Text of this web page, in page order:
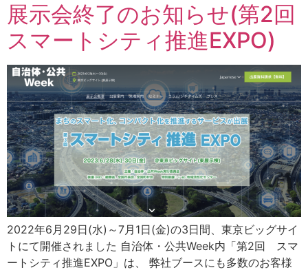
展示会終了のお知らせ(第2回
スマートシティ推進EXPO)
2022年6月29日(水)～7月1日(金)の3日間、東京ビッグサイ
トにて開催されました 自治体・公共Week内「第2回 スマ
ートシティ推進EXPO」は、 弊社ブースにも多数のお客様